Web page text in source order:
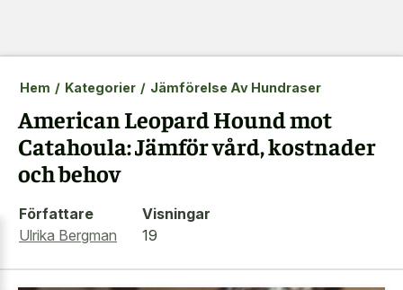
Hem / Kategorier / Jämförelse Av Hundraser
American Leopard Hound mot
Catahoula: Jämför vård, kostnader
och behov
Författare
Ulrika Bergman
Visningar
19